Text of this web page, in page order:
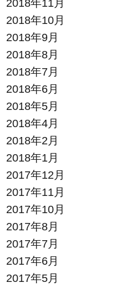
2018年11月
2018年10月
2018年9月
2018年8月
2018年7月
2018年6月
2018年5月
2018年4月
2018年2月
2018年1月
2017年12月
2017年11月
2017年10月
2017年8月
2017年7月
2017年6月
2017年5月